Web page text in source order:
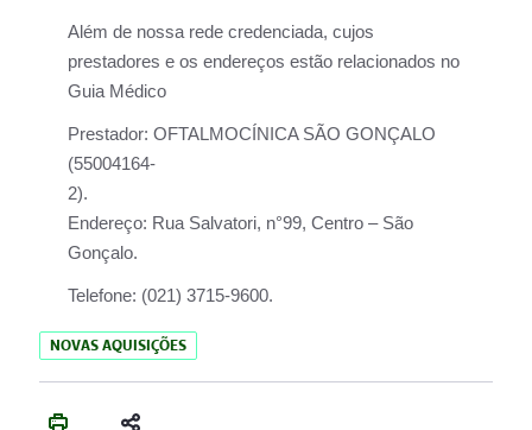
Além de nossa rede credenciada, cujos
prestadores e os endereços estão relacionados no
Guia Médico
Prestador: OFTALMOCÍNICA SÃO GONÇALO
(55004164-
2).
Endereço: Rua Salvatori, n°99, Centro – São
Gonçalo.
Telefone: (021) 3715-9600.
NOVAS AQUISIÇÕES